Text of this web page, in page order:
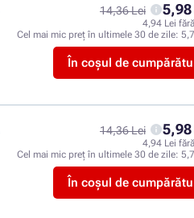
14,36 Lei 5,98
4,94 Lei
Cel mai mic preț în ultimele 30 de zile:
În coșul de
14,36 Lei 5,98
4,94 Lei
Cel mai mic preț în ultimele 30 de zile:
În coșul de